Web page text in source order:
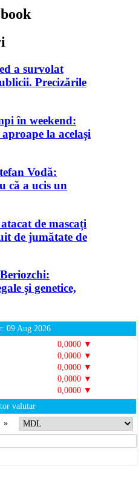
a survolat
Precizările
în weekend:
la același
Vodă:
că a ucis un
de mascați
de jumătate de
și genetice,
09 Aug 2026
0,0000 ▼
0,0000 ▼
0,0000 ▼
0,0000 ▼
0,0000 ▼
valutar
»